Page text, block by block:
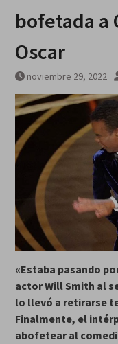
bofetada a
Oscar
noviembre 29, 2022
«Estaba pasando
actor Will Smith al
lo llevó a retirarse
Finalmente, el
abofetear al